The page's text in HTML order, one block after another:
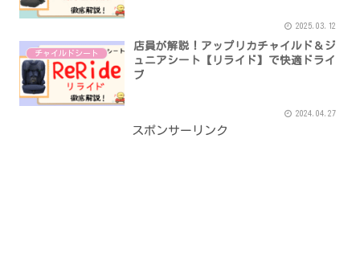
2025.03.12
チャイルドシート
店員が解説！アップリカチャイルド＆ジ
ュニアシート【リライド】で快適ドライ
ブ
2024.04.27
スポンサーリンク